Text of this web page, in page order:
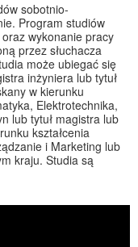
sobotnio-
Program studiów
wykonanie pracy
przez słuchacza
może ubiegać się
inżyniera lub tytuł
w kierunku
Elektrotechnika,
lub tytuł magistra lub
kształcenia
i Marketing lub
kraju. Studia są